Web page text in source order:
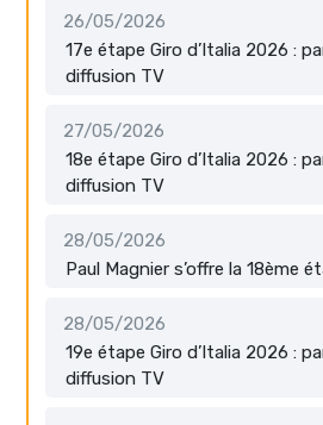
26/05/2026
17e étape Giro d’Italia 2026 :
diffusion TV
27/05/2026
18e étape Giro d’Italia 2026 :
diffusion TV
28/05/2026
Paul Magnier s’offre la 18ème
28/05/2026
19e étape Giro d’Italia 2026 :
diffusion TV